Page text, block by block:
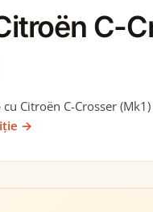
C-
cu Citroën C-Crosser
→